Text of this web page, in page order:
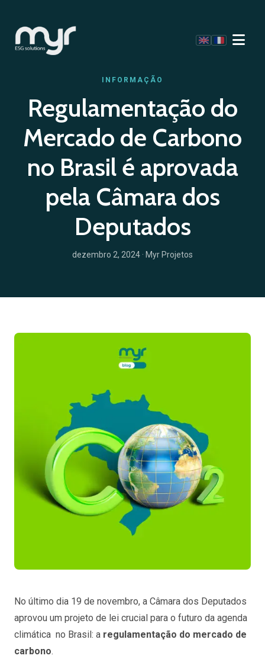
INFORMAÇÃO
Regulamentação do
Mercado de Carbono
no Brasil é aprovada
pela Câmara dos
Deputados
dezembro 2, 2024 · Myr Projetos
No último dia 19 de novembro, a Câmara dos Deputados
aprovou um projeto de lei crucial para o futuro da agenda
climática no Brasil: a regulamentação do mercado de
carbono.